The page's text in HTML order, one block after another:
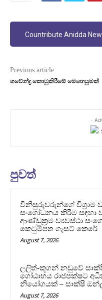
Countribute Anidda
Previous article
ශවේන්ද්‍ර කොටුකිරීමේ මෙහෙයුමක්
-
පුවත්
විනිසුරුවරුන්ගේ විශ්‍රාම
සංශෝධනය කිරීම සඳහා
ආණ්ඩුක්‍රම ව්‍යවස්ථා
කෙටුම්පත ගැසට් කෙරේ
August 7, 2026
ලලිත්-කූගන් නඩුවේ
ගෝඨාභය රාජපක්ෂට
නියෝගයක් – සාක්ෂි
August 7, 2026